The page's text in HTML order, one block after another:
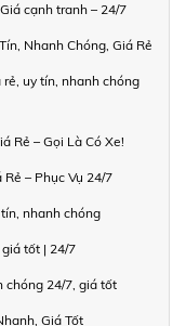
cạnh tranh – 24/7
Nhanh Chóng, Giá Rẻ
uy tín, nhanh chóng
Rẻ – Gọi Là Có Xe!
– Phục Vụ 24/7
nhanh chóng
tốt | 24/7
chóng 24/7, giá tốt
Giá Tốt